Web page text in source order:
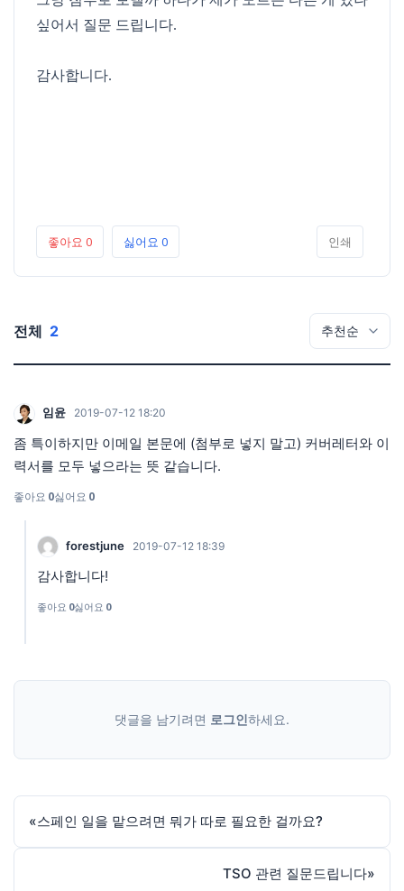
싶어서 질문 드립니다.
감사합니다.
좋아요 0 싫어요 0 인쇄
전체 2
임윤 2019-07-12 18:20
좀 특이하지만 이메일 본문에 (첨부로 넣지 말고) 커버레터와 이
력서를 모두 넣으라는 뜻 같습니다.
좋아요 0싫어요 0
forestjune 2019-07-12 18:39
감사합니다!
좋아요 0싫어요 0
댓글을 남기려면 로그인하세요.
«스페인 일을 맡으려면 뭐가 따로 필요한 걸까요?
TSO 관련 질문드립니다»